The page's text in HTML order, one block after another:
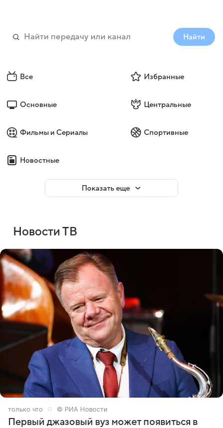
Найти
Все Избранные
Основные Центральные
Фильмы и Сериалы Спортивные
Новостные
Показать еще
Новости ТВ
только что © РИА Новости
Первый джазовый вуз может появиться в